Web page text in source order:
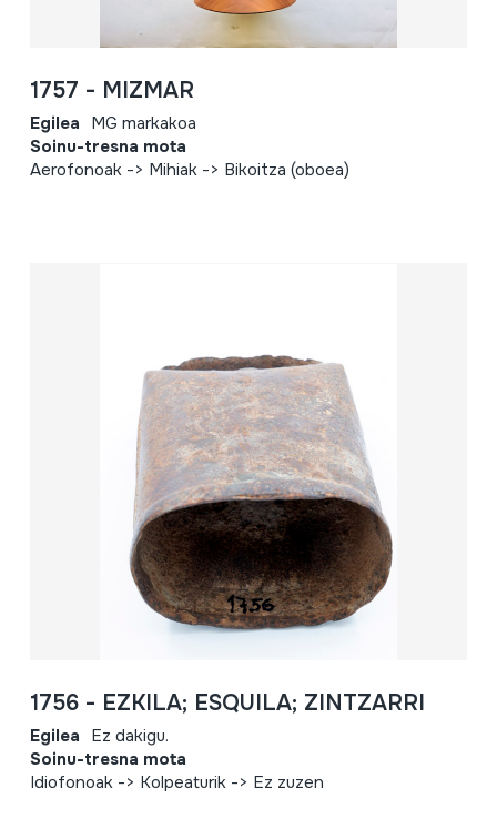
1757 - MIZMAR
Egilea MG markakoa
Soinu-tresna mota
Aerofonoak -> Mihiak -> Bikoitza (oboea)
1756 - EZKILA; ESQUILA; ZINTZARRI
Egilea Ez dakigu.
Soinu-tresna mota
Idiofonoak -> Kolpeaturik -> Ez zuzen